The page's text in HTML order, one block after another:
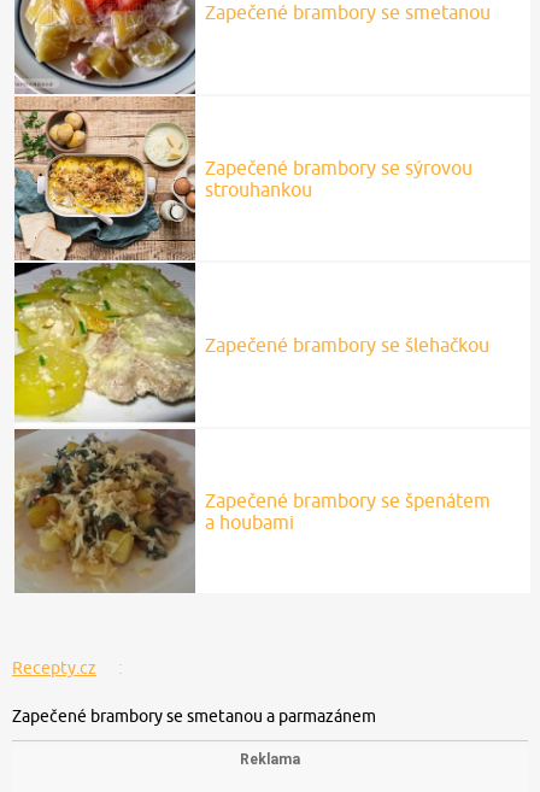
Zapečené brambory se smetanou
Zapečené brambory se sýrovou
strouhankou
Zapečené brambory se šlehačkou
Zapečené brambory se špenátem
a houbami
Recepty.cz
Zapečené brambory se smetanou a parmazánem